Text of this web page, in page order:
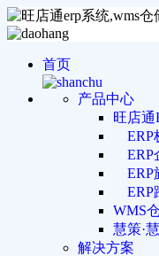
首页
产品中心
旺店通
ERP
ERP
ERP
ERP
WMS
慧策·
解决方案